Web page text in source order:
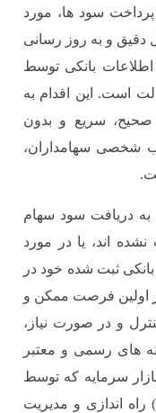
پرداخت سود ها، مورد
دقیق و به روز رسانی
بانکی توسط
است. این اقدام به
صحیح، سریع و بدون
شخصی سهامداران،
به دریافت سود سهام
اند، یا در مورد
ثبت شده خود در
در اولین فرصت ممکن و
و در صورت نیاز،
های رسمی و معتبر
بازار سرمایه که توسط
اندازی و مدیریت